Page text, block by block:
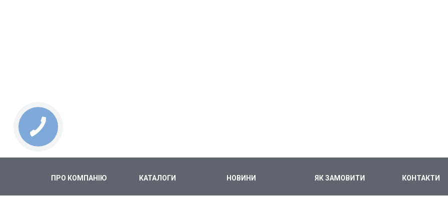
ПРО КОМПАНІЮ КАТАЛОГИ НОВИНИ ЯК ЗАМОВИТИ КОНТАКТИ